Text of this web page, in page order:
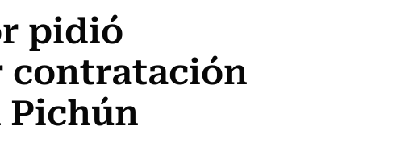
pidió
contratación